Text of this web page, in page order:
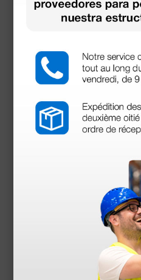
508,20 €
Productos similares